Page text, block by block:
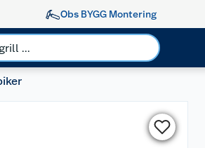
Obs BYGG Montering